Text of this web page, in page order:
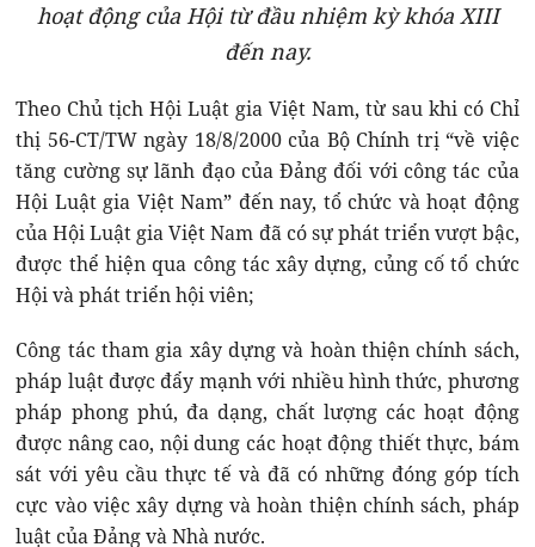
hoạt động của Hội từ đầu nhiệm kỳ khóa XIII
đến nay.
Theo Chủ tịch Hội Luật gia Việt Nam, từ sau khi có Chỉ
thị 56-CT/TW ngày 18/8/2000 của Bộ Chính trị “về việc
tăng cường sự lãnh đạo của Đảng đối với công tác của
Hội Luật gia Việt Nam” đến nay, tổ chức và hoạt động
của Hội Luật gia Việt Nam đã có sự phát triển vượt bậc,
được thể hiện qua công tác xây dựng, củng cố tổ chức
Hội và phát triển hội viên;
Công tác tham gia xây dựng và hoàn thiện chính sách,
pháp luật được đẩy mạnh với nhiều hình thức, phương
pháp phong phú, đa dạng, chất lượng các hoạt động
được nâng cao, nội dung các hoạt động thiết thực, bám
sát với yêu cầu thực tế và đã có những đóng góp tích
cực vào việc xây dựng và hoàn thiện chính sách, pháp
luật của Đảng và Nhà nước.